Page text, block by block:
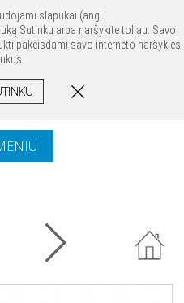
slapukai (angl.
Sutinku arba naršykite toliau. Savo
pakeisdami savo interneto naršyklės